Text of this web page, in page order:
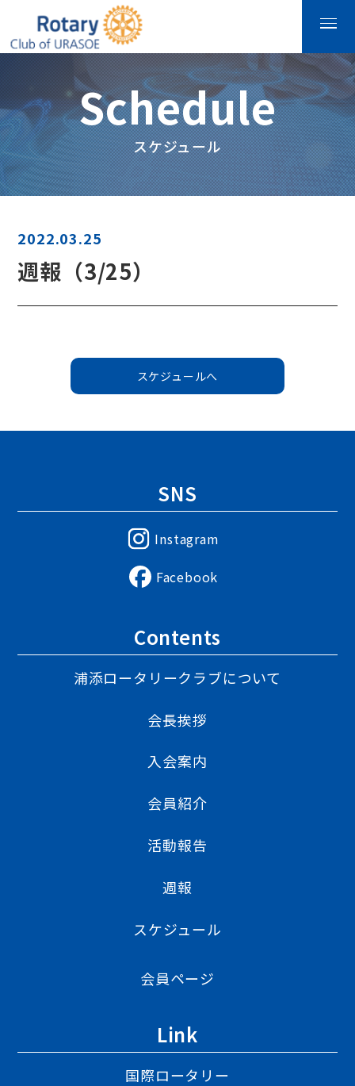
Schedule
スケジュール
週報（3/25）
2022.03.25
スケジュールへ
SNS
Instagram
Facebook
Contents
浦添ロータリークラブについて
会長挨拶
入会案内
会員紹介
活動報告
週報
スケジュール
会員ページ
Link
国際ロータリー